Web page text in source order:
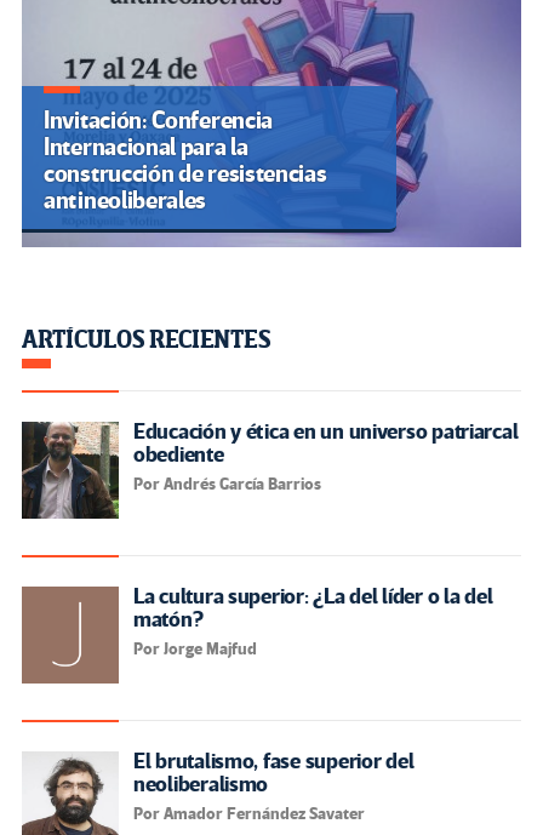
Invitación: Conferencia
Internacional para la
construcción de resistencias
antineoliberales
ARTÍCULOS RECIENTES
Educación y ética en un universo patriarcal
obediente
Por Andrés García Barrios
La cultura superior: ¿La del líder o la del
matón?
Por Jorge Majfud
El brutalismo, fase superior del
neoliberalismo
Por Amador Fernández Savater